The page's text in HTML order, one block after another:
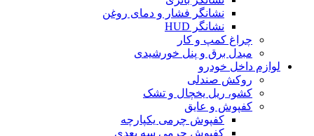
نشانگر فشار و دمای روغن
نشانگر HUD
چراغ کمپ و کار
مبدل برق و پنل خورشیدی
لوازم داخل خودرو
روکش صندلی
کشو، ریل یخچال و تشک
کفپوش و عایق
کفپوش چرمی یکپارچه
کفپوش چرمی سه بعدی